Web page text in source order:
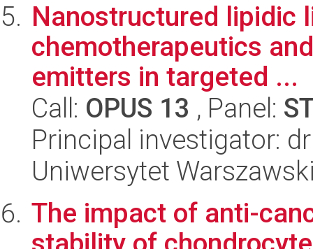
Nanostructured lipidic
chemotherapeutics
emitters in targeted ...
Call: OPUS 13 , Panel:
Principal investigator:
Uniwersytet
The impact of anti-